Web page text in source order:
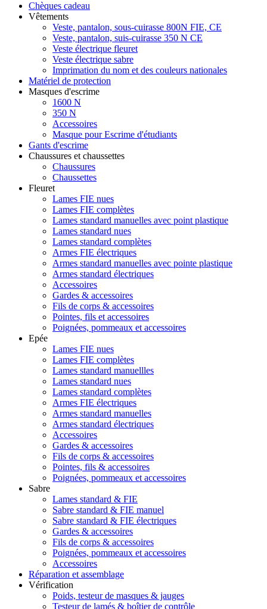
Chèques cadeau
Vêtements
Veste, pantalon, sous-cuirasse 800N FIE, CE
Veste, pantalon, suis-cuirasse 350 N CE
Veste électrique fleuret
Veste électrique sabre
Imprimation du nom et des couleurs nationales
Matériel de protection
Masques d'escrime
1600 N
350 N
Accessoires
Masque pour Escrime d'étudiants
Gants d'escrime
Chaussures et chaussettes
Chaussures
Chaussettes
Fleuret
Lames FIE nues
Lames FIE complètes
Lames standard manuelles avec point plastique
Lames standard nues
Lames standard complètes
Armes FIE électriques
Armes standard manuelles avec pointe plastique
Armes standard électriques
Accessoires
Gardes & accessoires
Fils de corps & accessoires
Pointes, fils et accessoires
Poignées, pommeaux et accessoires
Epée
Lames FIE nues
Lames FIE complètes
Lames standard manuellles
Lames standard nues
Lames standard complètes
Armes FIE électriques
Armes standard manuelles
Armes standard électriques
Accessoires
Gardes & accessoires
Fils de corps & accessoires
Pointes, fils & accessoires
Poignées, pommeaux et accessoires
Sabre
Lames standard & FIE
Sabre standard & FIE manuel
Sabre standard & FIE électriques
Gardes & accessoires
Fils de corps & accessoires
Poignées, pommeaux et accessoires
Accessoires
Réparation et assemblage
Vérification
Poids, testeur de masques & jauges
Testeur de lamés & boîtier de contrôle